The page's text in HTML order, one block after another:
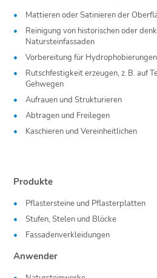
Mattieren oder Satinieren der
Reinigung von historischen oder
Natursteinfassaden
Vorbereitung für
Rutschfestigkeit erzeugen, z. B. auf
Gehwegen
Aufrauen und Strukturieren
Abtragen und Freilegen
Kaschieren und Vereinheitlichen
Produkte
Pflastersteine und Pflasterplatten
Stufen, Stelen und Blöcke
Fassadenverkleidungen
Anwender